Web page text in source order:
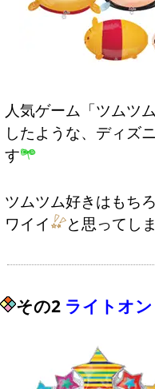
人気ゲーム「ツムツ
したような、ディズ
す
ツムツム好きはもち
ワイイ
と思ってし
その2 ライトオ